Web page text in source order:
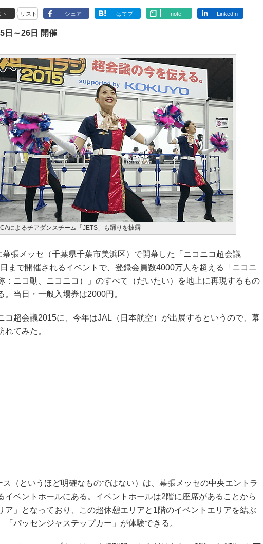
ト リスト シェア はてブ note LinkedIn
日～26日 開催
によるチアダンスチーム「JETS」も踊りを披露
張メッセ（千葉県千葉市美浜区）で開幕した「ニコニコ超会議
まで開催されるイベントで、登録会員数4000万人を超える「ニコニ
：ニコ動、ニコニコ）」のすべて（だいたい）を地上に再現するもの
。当日・一般入場券は2000円。
超会議2015に、今年はJAL（日本航空）が出展するというので、幕
れてみた。
（というほど明確なものではない）は、幕張メッセの中央エントラ
イベントホールにある。イベントホールは2階に座席があることから
ア」となっており、この超休憩エリアと1階のイベントエリアを結ぶ
「パッセンジャステップカー」が体験できる。